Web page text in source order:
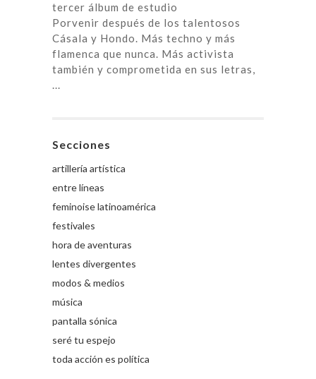
tercer álbum de estudio
Porvenir después de los talentosos
Cásala y Hondo. Más techno y más
flamenca que nunca. Más activista
también y comprometida en sus letras,
...
Secciones
artillería artística
entre líneas
feminoise latinoamérica
festivales
hora de aventuras
lentes divergentes
modos & medios
música
pantalla sónica
seré tu espejo
toda acción es política